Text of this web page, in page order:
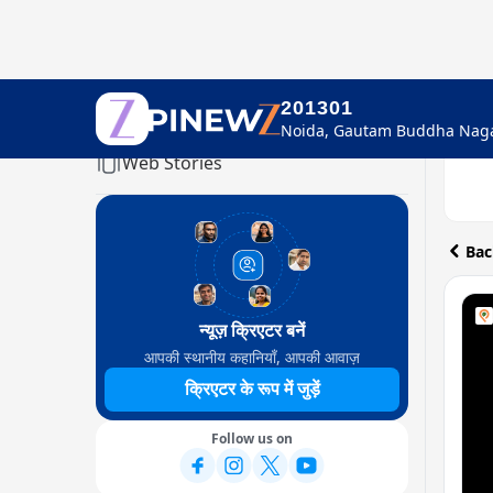
201301
Home
Web Stories
न्यूज़ क्रिएटर बनें
आपकी स्थानीय कहानियाँ, आपकी आवाज़
क्रिएटर के रूप में जुड़ें
Follow us on